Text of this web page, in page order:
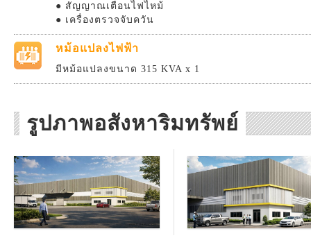
● สัญญาณเตือนไฟไหม้
● เครื่องตรวจจับควัน
หม้อแปลงไฟฟ้า
มีหม้อแปลงขนาด 315 KVA x 1
รูปภาพอสังหาริมทรัพย์